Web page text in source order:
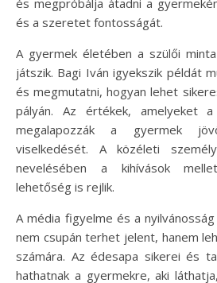
és a szeretet fontosságát.
A gyermek életében a szülői
játszik. Bagi Iván igyekszik példát
és megmutatni, hogyan lehet
pályán. Az értékek, amelyeket
megalapozzák a gyermek
viselkedését. A közéleti
nevelésében a kihívások
lehetőség is rejlik.
A média figyelme és a
nem csupán terhet jelent, hanem
számára. Az édesapa sikerei és
hathatnak a gyermekre, aki